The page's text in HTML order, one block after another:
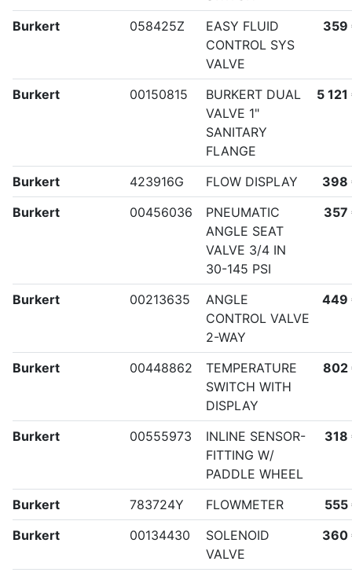
Burkert 058425Z
EASY FLUID
CONTROL SYS
VALVE
359
Burkert 00150815
BURKERT DUAL
VALVE 1"
SANITARY
FLANGE
5 121
Burkert 423916G FLOW DISPLAY
398
Burkert
00456036
PNEUMATIC
ANGLE SEAT
VALVE 3/4 IN
30-145 PSI
357
Burkert 00213635
ANGLE
CONTROL VALVE
2-WAY
449
Burkert 00448862
TEMPERATURE
SWITCH WITH
DISPLAY
802
Burkert 00555973
INLINE SENSOR-
FITTING W/
PADDLE WHEEL
318
Burkert 783724Y FLOWMETER
555
Burkert
00134430
SOLENOID
VALVE
360